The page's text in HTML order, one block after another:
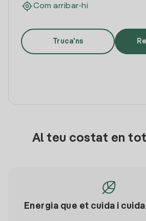
Com arribar-hi
Truca'ns
Al teu costat en
Energia que et cuida i